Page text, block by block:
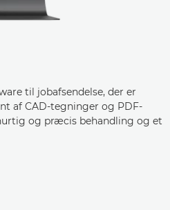
til jobafsendelse, der er
af CAD-tegninger og PDF-
og præcis behandling og et